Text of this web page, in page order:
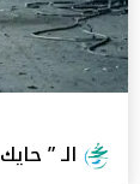
الـ ”